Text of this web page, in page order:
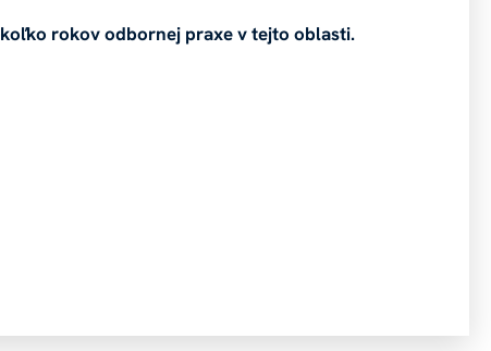
rokov odbornej praxe v tejto oblasti.